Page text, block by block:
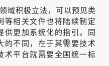
域积极立法，可以预见类
等相关文件也将陆续制定
供更加系统化的指引。同
的不同，在于其需要技术
术平台就需要全国统一标